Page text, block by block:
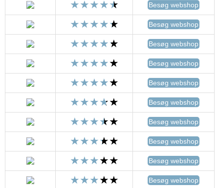
Besøg webshop
Besøg webshop
Besøg webshop
Besøg webshop
Besøg webshop
Besøg webshop
Besøg webshop
Besøg webshop
Besøg webshop
Besøg webshop